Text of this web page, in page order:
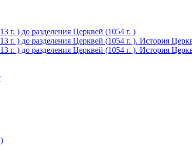
г. ) до разделения Церквей (1054 г. )
г. ) до разделения Церквей (1054 г. ). История
г. ) до разделения Церквей (1054 г. ). История